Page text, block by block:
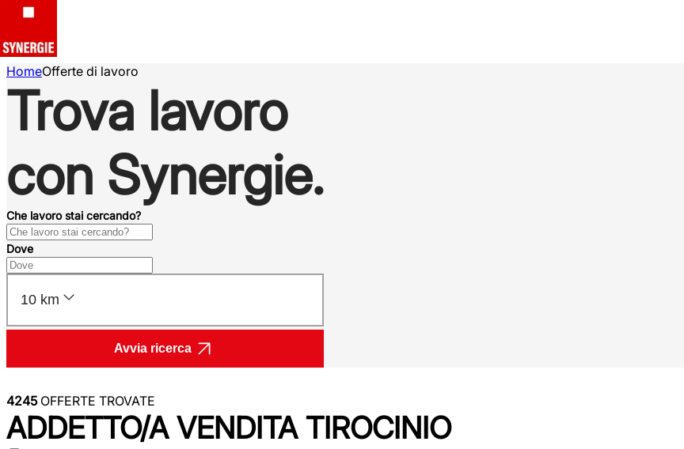
HomeOfferte di lavoro
Trova lavoro
con Synergie.
Che lavoro stai cercando?
Dove
10 km
Avvia ricerca
4245OFFERTE TROVATE
ADDETTO/A VENDITA TIROCINIO